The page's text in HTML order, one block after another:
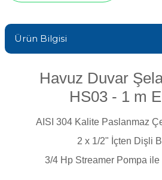
Gemaş Havuz
Wtr
Havuz Vana
Havuz Sarf
Ürün Bilgisi
Havuz Duvar
HS03 - 1 m
AISI 304 Kalite Paslanmaz
2 x 1/2" İçten Dişli
3/4 Hp Streamer Pompa ile